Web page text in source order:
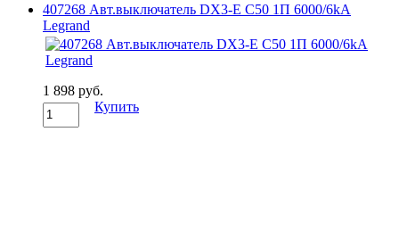
407268 Авт.выключатель DX3-E C50 1П 6000/6kA
Legrand
1 898 руб.
Купить